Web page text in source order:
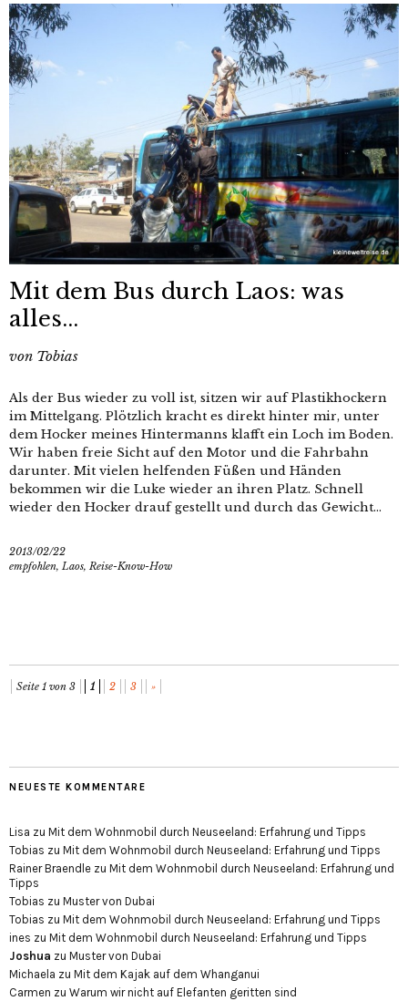
Mit dem Bus durch Laos: was
alles...
von Tobias
Als der Bus wieder zu voll ist, sitzen wir auf Plastikhockern
im Mittelgang. Plötzlich kracht es direkt hinter mir, unter
dem Hocker meines Hintermanns klafft ein Loch im Boden.
Wir haben freie Sicht auf den Motor und die Fahrbahn
darunter. Mit vielen helfenden Füßen und Händen
bekommen wir die Luke wieder an ihren Platz. Schnell
wieder den Hocker drauf gestellt und durch das Gewicht...
2013/02/22
empfohlen, Laos, Reise-Know-How
Seite 1 von 3 1 2 3 »
NEUESTE KOMMENTARE
Lisa zu Mit dem Wohnmobil durch Neuseeland: Erfahrung und Tipps
Tobias zu Mit dem Wohnmobil durch Neuseeland: Erfahrung und Tipps
Rainer Braendle zu Mit dem Wohnmobil durch Neuseeland: Erfahrung und
Tipps
Tobias zu Muster von Dubai
Tobias zu Mit dem Wohnmobil durch Neuseeland: Erfahrung und Tipps
ines zu Mit dem Wohnmobil durch Neuseeland: Erfahrung und Tipps
Joshua zu Muster von Dubai
Michaela zu Mit dem Kajak auf dem Whanganui
Carmen zu Warum wir nicht auf Elefanten geritten sind